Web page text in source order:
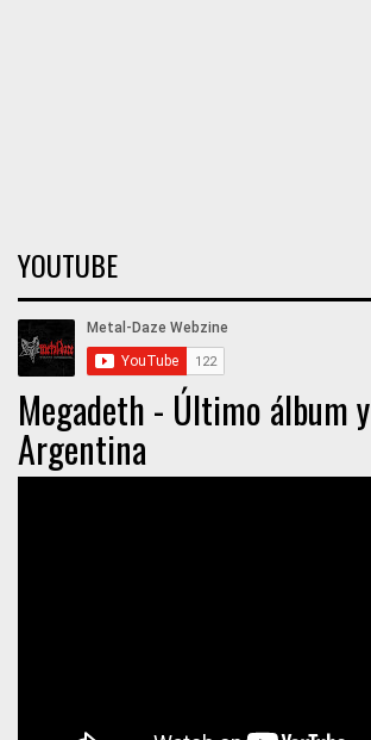
YOUTUBE
Megadeth - Último álbum
Argentina